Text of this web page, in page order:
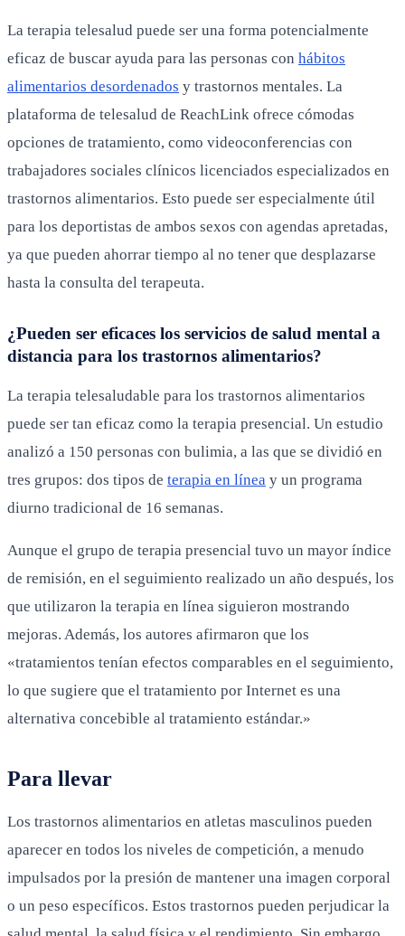
La terapia telesalud puede ser una forma potencialmente
eficaz de buscar ayuda para las personas con hábitos
alimentarios desordenados y trastornos mentales. La
plataforma de telesalud de ReachLink ofrece cómodas
opciones de tratamiento, como videoconferencias con
trabajadores sociales clínicos licenciados especializados en
trastornos alimentarios. Esto puede ser especialmente útil
para los deportistas de ambos sexos con agendas apretadas,
ya que pueden ahorrar tiempo al no tener que desplazarse
hasta la consulta del terapeuta.
¿Pueden ser eficaces los servicios de salud mental a
distancia para los trastornos alimentarios?
La terapia telesaludable para los trastornos alimentarios
puede ser tan eficaz como la terapia presencial. Un estudio
analizó a 150 personas con bulimia, a las que se dividió en
tres grupos: dos tipos de terapia en línea y un programa
diurno tradicional de 16 semanas.
Aunque el grupo de terapia presencial tuvo un mayor índice
de remisión, en el seguimiento realizado un año después, los
que utilizaron la terapia en línea siguieron mostrando
mejoras. Además, los autores afirmaron que los
«tratamientos tenían efectos comparables en el seguimiento,
lo que sugiere que el tratamiento por Internet es una
alternativa concebible al tratamiento estándar.»
Para llevar
Los trastornos alimentarios en atletas masculinos pueden
aparecer en todos los niveles de competición, a menudo
impulsados por la presión de mantener una imagen corporal
o un peso específicos. Estos trastornos pueden perjudicar la